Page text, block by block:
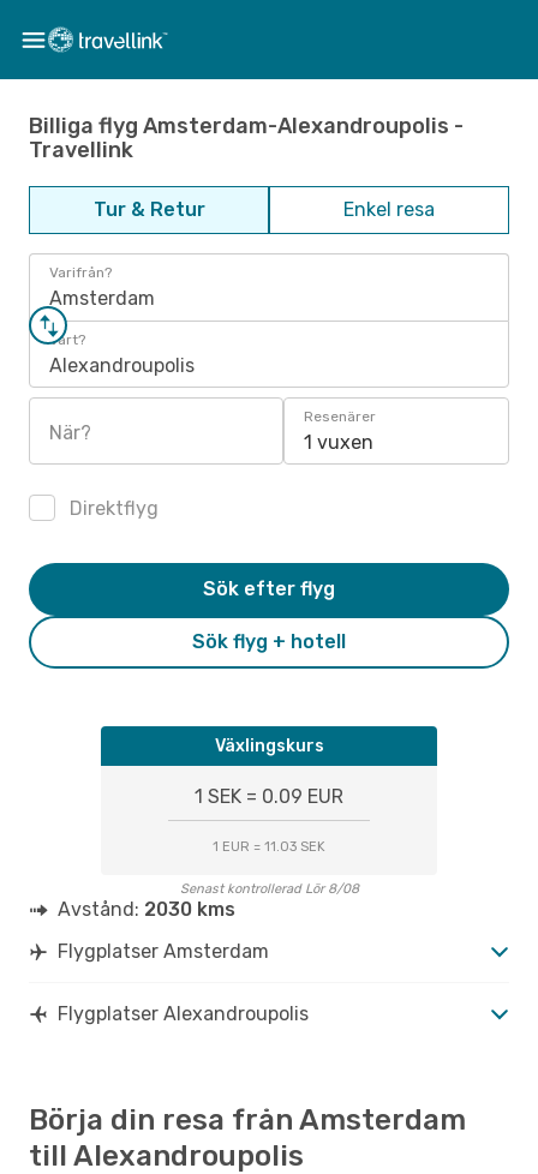
Billiga flyg Amsterdam-Alexandroupolis -
Travellink
Tur & Retur Enkel resa
Varifrån?
Amsterdam
Vart?
Alexandroupolis
När?
Resenärer
1 vuxen
Direktflyg
Sök flyg + hotell
Sök efter flyg
Växlingskurs
1 SEK = 0.09 EUR
1 EUR = 11.03 SEK
Senast kontrollerad Lör 8/08
Avstånd: 2030 kms
Flygplatser Amsterdam
Flygplatser Alexandroupolis
Börja din resa från Amsterdam
till Alexandroupolis